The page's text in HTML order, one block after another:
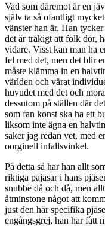
Vad som däremot är en
själv ta så ofantligt
vänster han är. Han
det är tråkigt att folk dör,
vidare. Visst kan man ha
fel med det, men det blir
måste klämma in en
världen och vårat
huvudet med det och
dessutom på ställen där
som fan konst ska ha ett
liksom inte ägna en
saker jag redan vet, med
oorginell infallsvinkel.
På detta så har han allt
riktiga pajasar i hans
snubbe då och då, men
åtminstone något att
just den här specifika
engångsgrej, han har fått